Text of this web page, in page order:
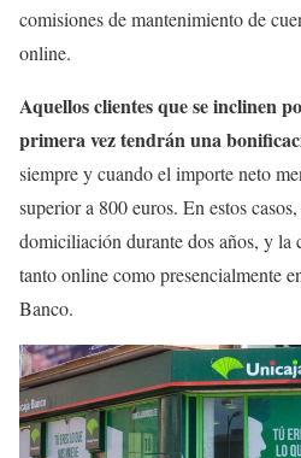
comisiones de mantenimiento de
online.
Aquellos clientes que se inclinen
primera vez tendrán una
siempre y cuando el importe neto
superior a 800 euros. En estos
domiciliación durante dos años, y la
tanto online como presencialmente
Banco.